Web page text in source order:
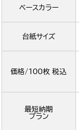
ベースカラー
台紙サイズ
価格/100枚 税込
最短納期
プラン